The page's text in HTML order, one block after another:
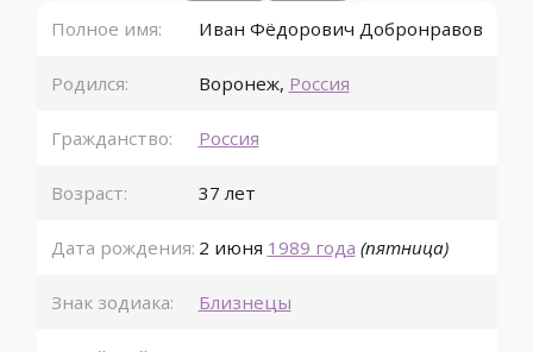
Полное имя: Иван Фёдорович Добронравов
Родился: Воронеж, Россия
Гражданство: Россия
Возраст: 37 лет
Дата рождения: 2 июня 1989 года (пятница)
Знак зодиака: Близнецы